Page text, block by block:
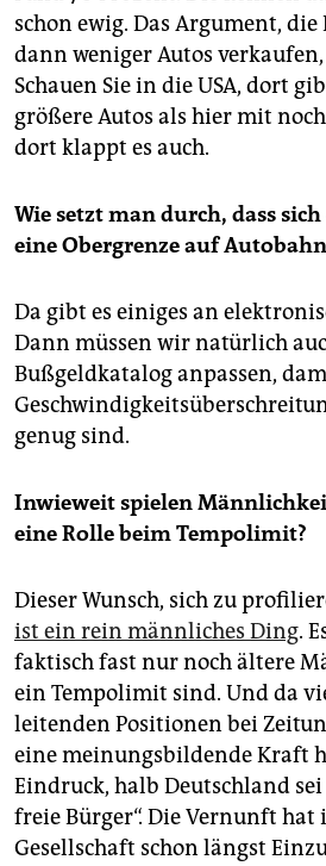
schon ewig. Das Argument,
dann weniger Autos
Schauen Sie in die USA, dort
größere Autos als hier mit
dort klappt es auch.
Wie setzt man durch, dass
eine Obergrenze auf
Da gibt es einiges an
Dann müssen wir natürlich
Bußgeldkatalog anpassen,
genug sind.
Inwieweit spielen
eine Rolle beim Tempolimit?
Dieser Wunsch, sich zu
ist ein rein männliches Ding.
faktisch fast nur noch ältere
ein Tempolimit sind. Und da
leitenden Positionen bei
eine meinungsbildende Kraft
Eindruck, halb Deutschland
freie Bürger“. Die Vernunft
Gesellschaft schon längst